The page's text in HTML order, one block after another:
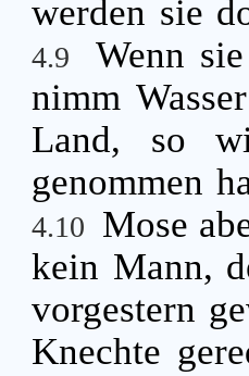
werden sie
4.9
Wenn
nimm
Land, so
genommen
4.10 Mose
kein Mann,
vorgestern
Knechte